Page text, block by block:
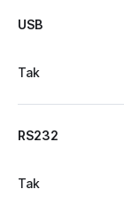
USB
Tak
RS232
Tak